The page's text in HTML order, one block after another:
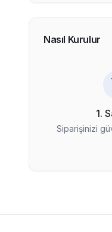
Nasıl Kurulur
1.
Siparişinizi